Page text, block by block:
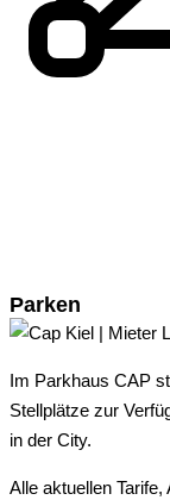
Parken
Im Parkhaus CAP
Stellplätze zur
in der City.
Alle aktuellen